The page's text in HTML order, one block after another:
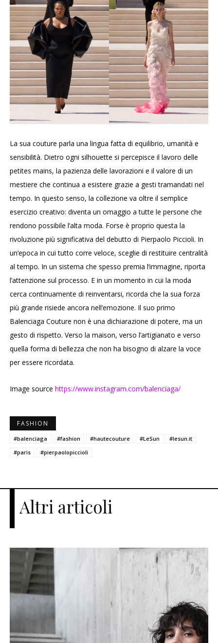
La sua couture parla una lingua fatta di equilibrio, umanità e
sensibilità. Dietro ogni silhouette si percepisce il lavoro delle
petites mains, la pazienza delle lavorazioni e il valore di un
mestiere che continua a esistere grazie a gesti tramandati nel
tempo. In questo senso, la collezione va oltre il semplice
esercizio creativo: diventa un omaggio a tutte le persone che
rendono possibile l’alta moda. Forse è proprio questa la
rivoluzione più significativa del debutto di Pierpaolo Piccioli. In
un’epoca in cui tutto corre veloce, sceglie di restituire centralità
al tempo. In un sistema che spesso premia l’immagine, riporta
l’attenzione sul processo. E in un momento in cui la moda
cerca continuamente di reinventarsi, ricorda che la sua forza
più grande risiede ancora nell’emozione. Il suo primo
Balenciaga Couture non è una dichiarazione di potere, ma un
gesto di rispetto. Verso la maison, verso l’artigianato e verso
quella forma di bellezza che non ha bisogno di alzare la voce
per essere ricordata.
Image source https://www.instagram.com/balenciaga/
FASHION
#balenciaga #fashion #hautecouture #LeSun
#lesun.it
#paris
#pierpaolopiccioli
Altri articoli